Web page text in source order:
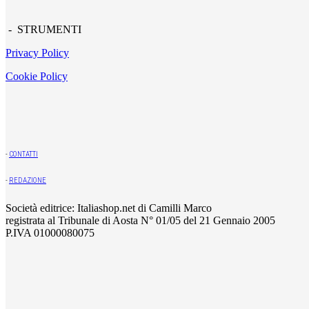
- STRUMENTI
Privacy Policy
Cookie Policy
- CONTATTI
- REDAZIONE
Società editrice: Italiashop.net di Camilli Marco
registrata al Tribunale di Aosta N° 01/05 del 21 Gennaio 2005
P.IVA 01000080075